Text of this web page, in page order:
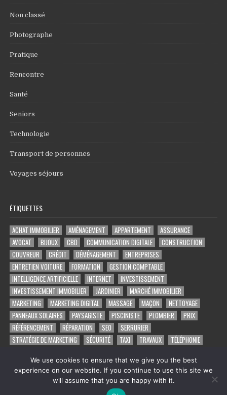
Non classé
Photographe
Pratique
Rencontre
Santé
Seniors
Technologie
Transport de personnes
Voyages séjours
ÉTIQUETTES
ACHAT IMMOBILIER AMÉNAGEMENT APPARTEMENT
ASSURANCE
AVOCAT
BIJOUX CBD COMMUNICATION DIGITALE
CONSTRUCTION
COUVREUR
CRÉDIT DÉMÉNAGEMENT
ENTREPRISES
ENTRETIEN VOITURE
FORMATION
GESTION COMPTABLE
INTELLIGENCE ARTIFICIELLE
INTERNET
INVESTISSEMENT
INVESTISSEMENT IMMOBILIER
JARDINIER
MARCHÉ IMMOBILIER
MARKETING
MARKETING DIGITAL MASSAGE MAÇON
NETTOYAGE
PANNEAUX SOLAIRES
PAYSAGISTE PISCINISTE PLOMBIER
PRIX
RÉFÉRENCEMENT
RÉPARATION SEO
SERRURIER
STRATÉGIE DE MARKETING
SÉCURITÉ TAXI TRAVAUX
TÉLÉPHONIE
Copyright © 2026 Le rétroviseur: et les concurrents sont derrière
We use cookies to ensure that we give you the best
experience on our website. If you continue to use this site we
will assume that you are happy with it.